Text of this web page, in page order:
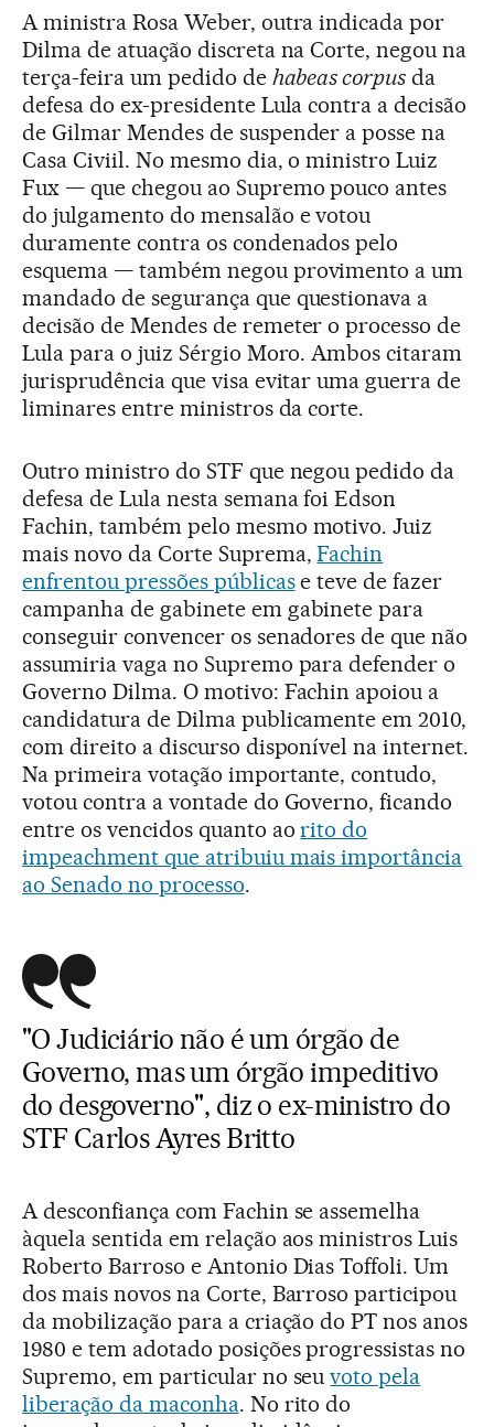
A ministra Rosa Weber, outra indicada por
Dilma de atuação discreta na Corte, negou na
terça-feira um pedido de habeas corpus da
defesa do ex-presidente Lula contra a decisão
de Gilmar Mendes de suspender a posse na
Casa Civiil. No mesmo dia, o ministro Luiz
Fux — que chegou ao Supremo pouco antes
do julgamento do mensalão e votou
duramente contra os condenados pelo
esquema — também negou provimento a um
mandado de segurança que questionava a
decisão de Mendes de remeter o processo de
Lula para o juiz Sérgio Moro. Ambos citaram
jurisprudência que visa evitar uma guerra de
liminares entre ministros da corte.
Outro ministro do STF que negou pedido da
defesa de Lula nesta semana foi Edson
Fachin, também pelo mesmo motivo. Juiz
mais novo da Corte Suprema,Fachin
enfrentou pressões públicase teve de fazer
campanha de gabinete em gabinete para
conseguir convencer os senadores de que não
assumiria vaga no Supremo para defender o
Governo Dilma. O motivo: Fachin apoiou a
candidatura de Dilma publicamente em 2010,
com direito a discurso disponível na internet.
Na primeira votação importante, contudo,
votou contra a vontade do Governo, ficando
entre os vencidos quanto aorito do
impeachment que atribuiu mais importância
ao Senado no processo.
"O Judiciário não é um órgão de
Governo, mas um órgão impeditivo
do desgoverno", diz o ex-ministro do
STF Carlos Ayres Britto
A desconfiança com Fachin se assemelha
àquela sentida em relação aos ministros Luis
Roberto Barroso e Antonio Dias Toffoli. Um
dos mais novos na Corte, Barroso participou
da mobilização para a criação do PT nos anos
1980 e tem adotado posições progressistas no
Supremo, em particular no seuvoto pela
liberação da maconha. No rito do